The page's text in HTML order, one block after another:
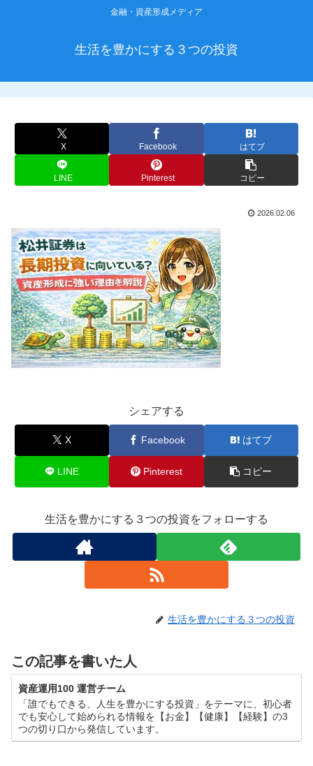
金融・資産形成メディア
生活を豊かにする３つの投資
X Facebook はてブ
LINE Pinterest コピー
2026.02.06
シェアする
X Facebook はてブ
LINE Pinterest コピー
生活を豊かにする３つの投資をフォローする
生活を豊かにする３つの投資
この記事を書いた人
資産運用100 運営チーム
「誰でもできる、人生を豊かにする投資」をテーマに、初心者
でも安心して始められる情報を【お金】【健康】【経験】の3
つの切り口から発信しています。